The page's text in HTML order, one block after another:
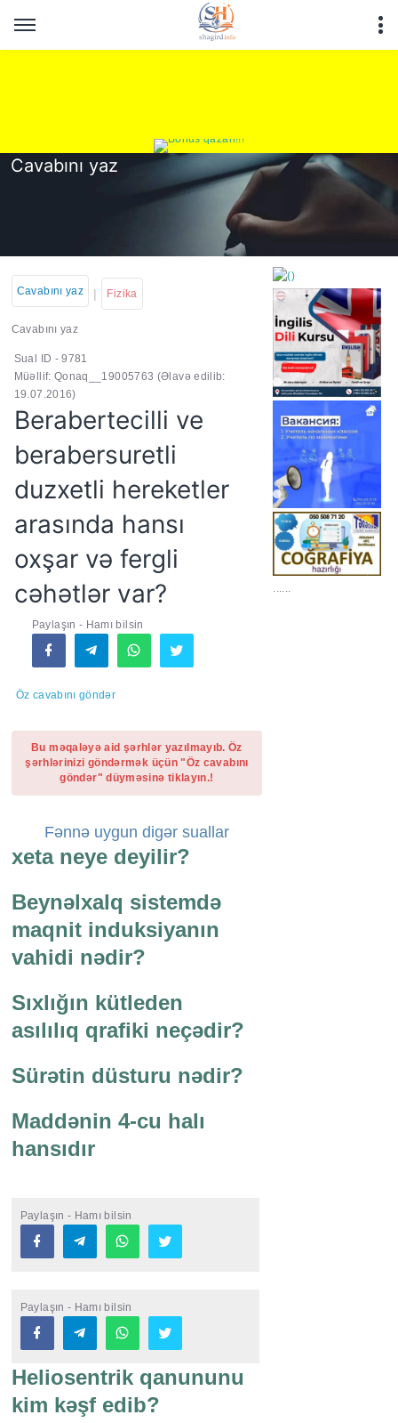
Cavabını yaz
Cavabını yaz | Fizika
Cavabını yaz
Sual ID - 9781
Müəllif: Qonaq__19005763 (Əlavə edilib:
19.07.2016)
Berabertecilli ve
berabersuretli
duzxetli hereketler
arasında hansı
oxşar və fergli
cəhətlər var?
Paylaşın - Hamı bilsin
Öz cavabını göndər
Bu məqaləyə aid şərhlər yazılmayıb. Öz
şərhlərinizi göndərmək üçün "Öz cavabını
göndər" düyməsinə tiklayın.!
Fənnə uygun digər suallar
xeta neye deyilir?
Beynəlxalq sistemdə
maqnit induksiyanın
vahidi nədir?
Sıxlığın kütleden
asılılıq qrafiki neçədir?
Sürətin düsturu nədir?
Maddənin 4-cu halı
hansıdır
Paylaşın - Hamı bilsin
Paylaşın - Hamı bilsin
Heliosentrik qanununu
kim kəşf edib?
https://wa.me/